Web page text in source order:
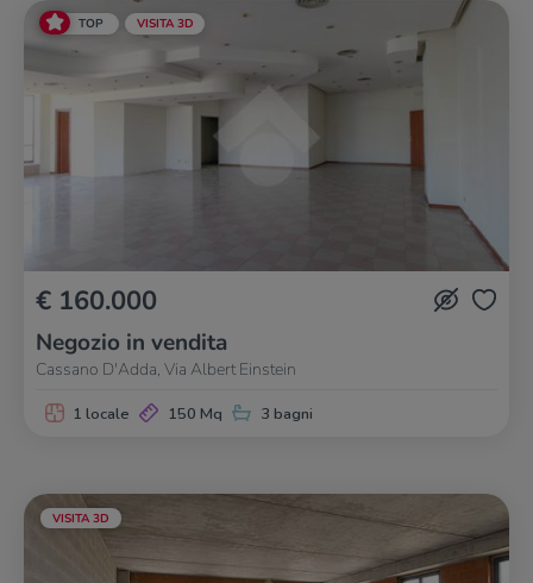
TOP VISITA 3D
€ 160.000
Negozio in vendita
Cassano D'Adda, Via Albert Einstein
1 locale 150 Mq 3 bagni
VISITA 3D